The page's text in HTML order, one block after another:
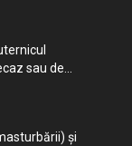
sau de...
şi